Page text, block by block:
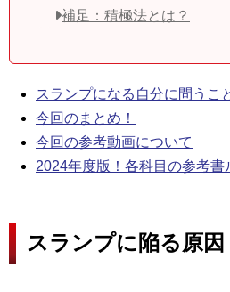
補足：積極法とは？
スランプになる自分に問うこ
今回のまとめ！
今回の参考動画について
2024年度版！各科目の参考書
スランプに陥る原因